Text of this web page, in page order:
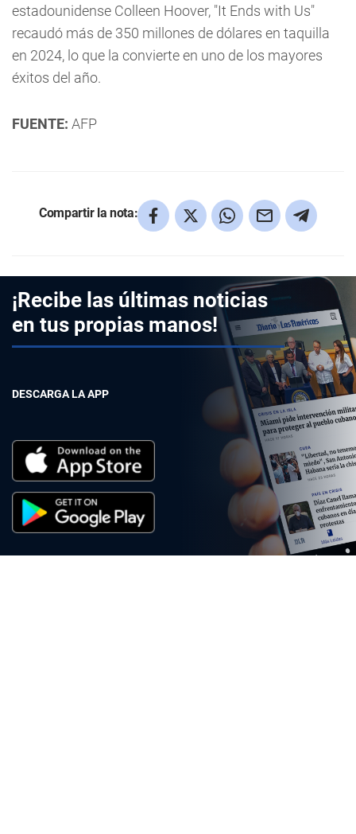
estadounidense Colleen Hoover, "It Ends with Us"
recaudó más de 350 millones de dólares en taquilla
en 2024, lo que la convierte en uno de los mayores
éxitos del año.
FUENTE: AFP
Compartir la nota:
¡Recibe las últimas noticias
en tus propias manos!
DESCARGA LA APP